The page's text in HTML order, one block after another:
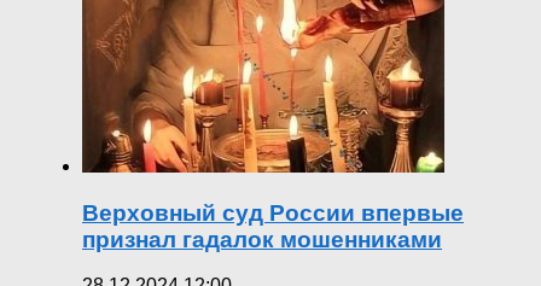
Верховный суд России впервые
признал гадалок мошенниками